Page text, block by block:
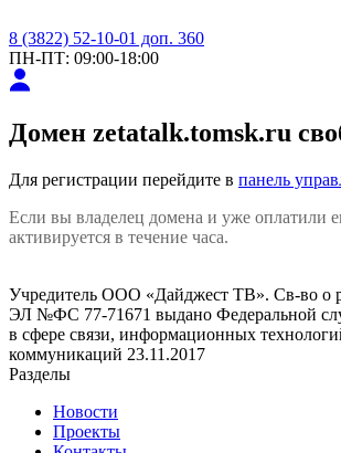
8 (3822) 52-10-01 доп. 360
ПН-ПТ: 09:00-18:00
Домен zetatalk.tomsk.ru
Для регистрации перейдите в панель
Если вы владелец домена и уже оплатили
активируется в течение часа.
Учредитель ООО «Дайджест ТВ». Св-во о
ЭЛ №ФС 77-71671 выдано Федеральной
в сфере связи, информационных
коммуникаций 23.11.2017
Разделы
Новости
Проекты